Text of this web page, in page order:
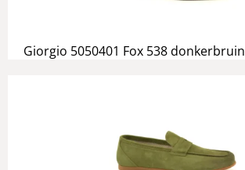
Giorgio 5050401 Fox 538 donkerbruin